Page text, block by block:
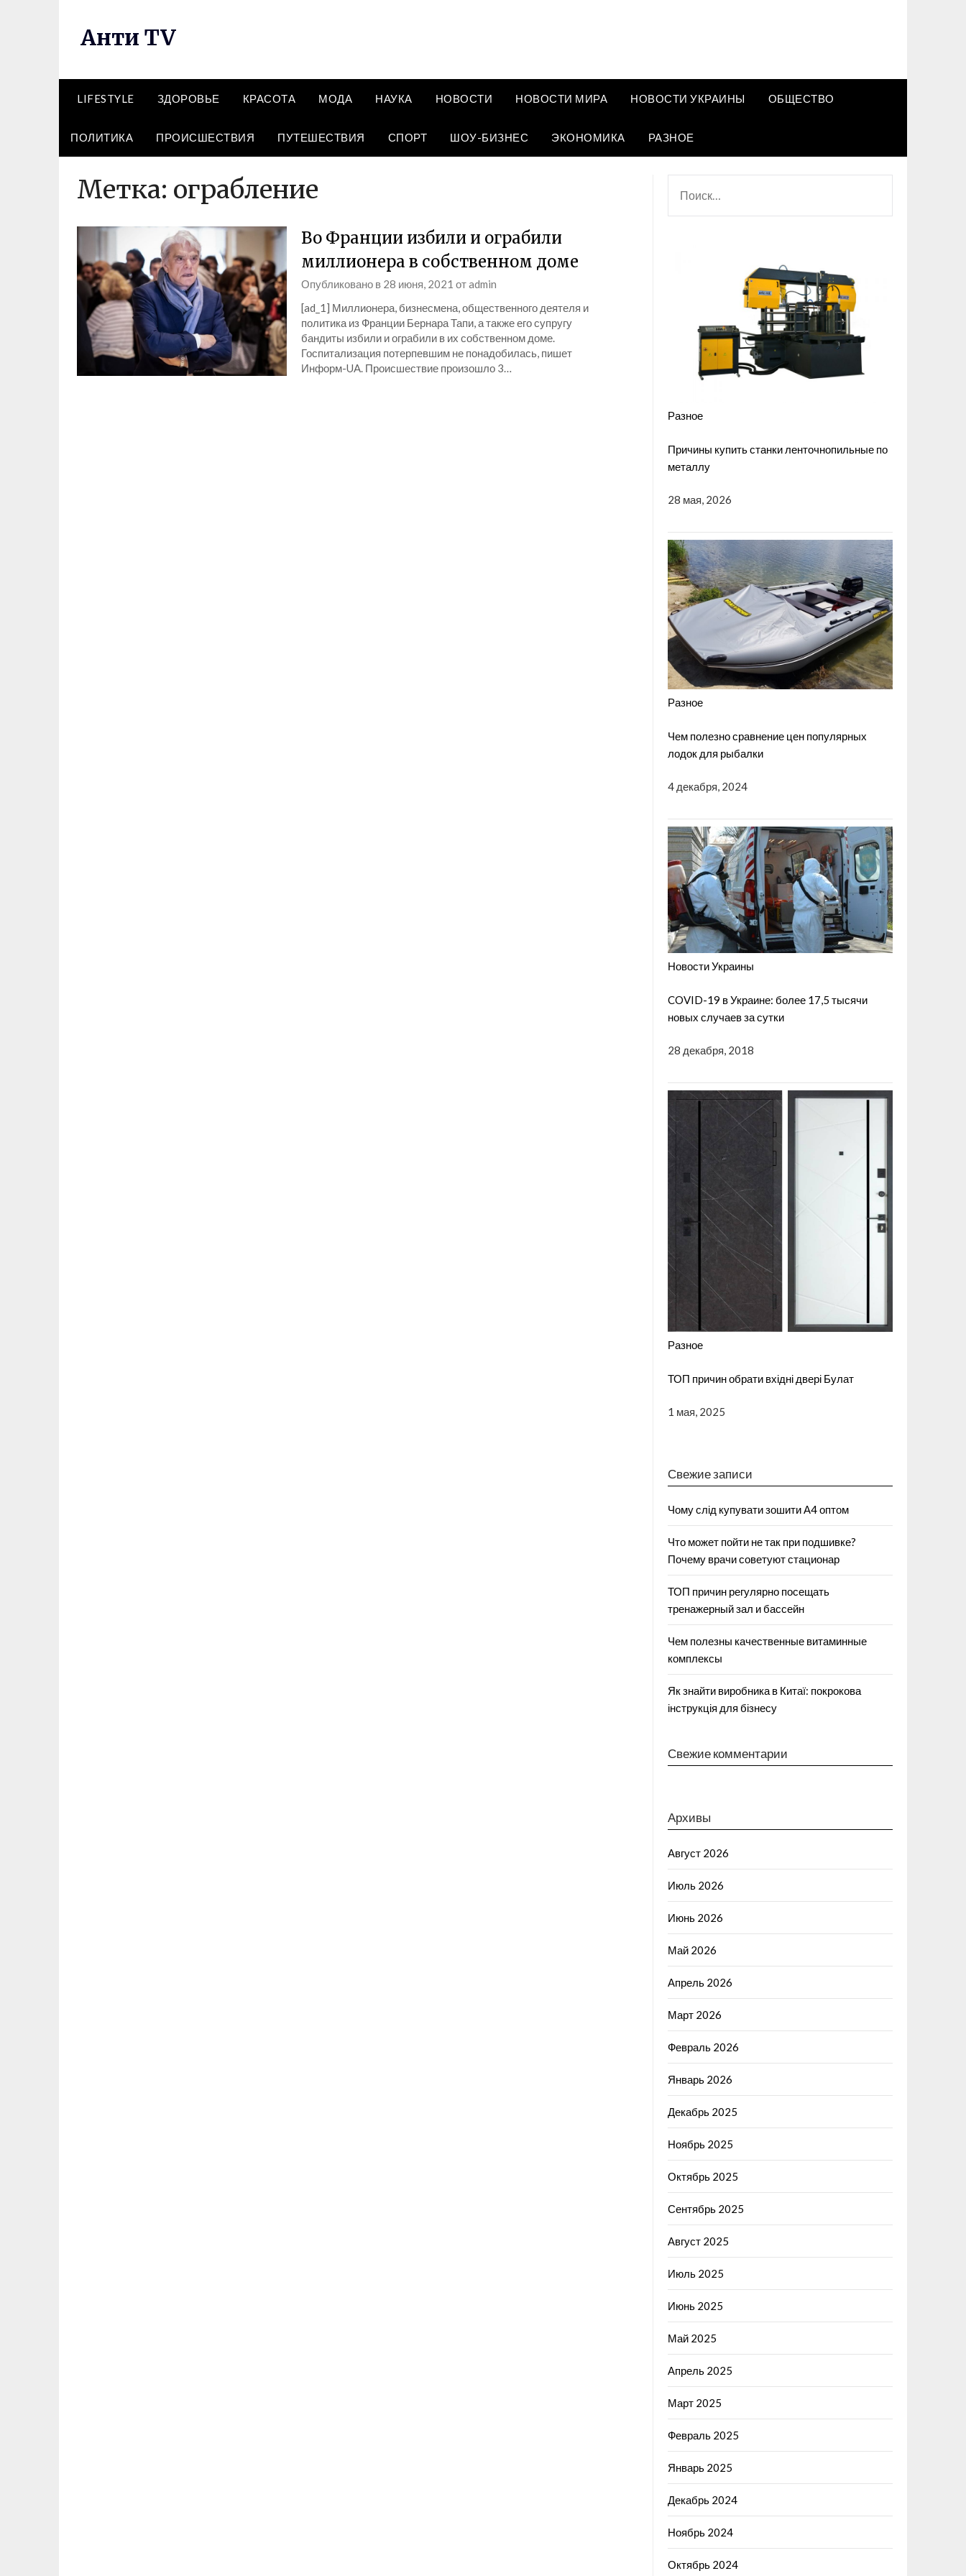
Анти TV
LIFESTYLE ЗДОРОВЬЕ КРАСОТА МОДА НАУКА НОВОСТИ НОВОСТИ МИРА НОВОСТИ УКРАИНЫ ОБЩЕСТВО
ПОЛИТИКА ПРОИСШЕСТВИЯ ПУТЕШЕСТВИЯ СПОРТ ШОУ-БИЗНЕС ЭКОНОМИКА РАЗНОЕ
Метка: ограбление
Во Франции избили и ограбили
миллионера в собственном доме
Опубликовано в 28 июня, 2021 отadmin
[ad_1] Миллионера, бизнесмена, общественного деятеля и
политика из Франции Бернара Тапи, а также его супругу
бандиты избили и ограбили в их собственном доме.
Госпитализация потерпевшим не понадобилась, пишет
Информ-UA. Происшествие произошло 3…
Разное
Причины купить станки ленточнопильные по
металлу
28 мая, 2026
Разное
Чем полезно сравнение цен популярных
лодок для рыбалки
4 декабря, 2024
Новости Украины
COVID-19 в Украине: более 17,5 тысячи
новых случаев за сутки
28 декабря, 2018
Разное
ТОП причин обрати вхідні двері Булат
1 мая, 2025
Свежие записи
Чому слід купувати зошити А4 оптом
Что может пойти не так при подшивке?
Почему врачи советуют стационар
ТОП причин регулярно посещать
тренажерный зал и бассейн
Чем полезны качественные витаминные
комплексы
Як знайти виробника в Китаї: покрокова
інструкція для бізнесу
Свежие комментарии
Архивы
Август 2026
Июль 2026
Июнь 2026
Май 2026
Апрель 2026
Март 2026
Февраль 2026
Январь 2026
Декабрь 2025
Ноябрь 2025
Октябрь 2025
Сентябрь 2025
Август 2025
Июль 2025
Июнь 2025
Май 2025
Апрель 2025
Март 2025
Февраль 2025
Январь 2025
Декабрь 2024
Ноябрь 2024
Октябрь 2024